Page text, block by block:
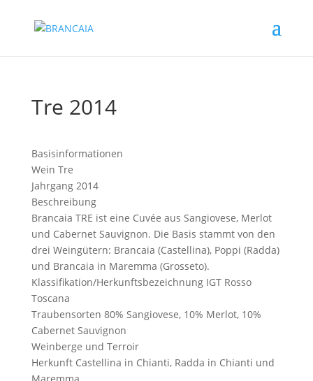
Tre 2014
Basisinformationen
Wein Tre
Jahrgang2014
Beschreibung
Brancaia TRE ist eine Cuvée aus Sangiovese, Merlot
und Cabernet Sauvignon. Die Basis stammt von den
drei Weingütern: Brancaia (Castellina), Poppi (Radda)
und Brancaia in Maremma (Grosseto).
Klassifikation/HerkunftsbezeichnungIGT Rosso
Toscana
Traubensorten 80% Sangiovese, 10% Merlot, 10%
Cabernet Sauvignon
Weinberge und Terroir
HerkunftCastellina in Chianti, Radda in Chianti und